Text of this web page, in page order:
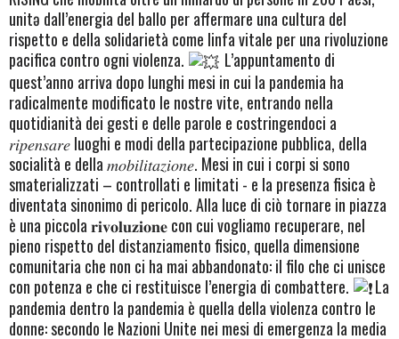
unitə dall’energia del ballo per affermare una cultura del
rispetto e della solidarietà come linfa vitale per una rivoluzione
pacifica contro ogni violenza.
L’appuntamento di
quest’anno arriva dopo lunghi mesi in cui la pandemia ha
radicalmente modificato le nostre vite, entrando nella
quotidianità dei gesti e delle parole e costringendoci a
𝑟𝑖𝑝𝑒𝑛𝑠𝑎𝑟𝑒 luoghi e modi della partecipazione pubblica, della
socialità e della 𝑚𝑜𝑏𝑖𝑙𝑖𝑡𝑎𝑧𝑖𝑜𝑛𝑒. Mesi in cui i corpi si sono
smaterializzati – controllati e limitati - e la presenza fisica è
diventata sinonimo di pericolo. Alla luce di ciò tornare in piazza
è una piccola 𝐫𝐢𝐯𝐨𝐥𝐮𝐳𝐢𝐨𝐧𝐞 con cui vogliamo recuperare, nel
pieno rispetto del distanziamento fisico, quella dimensione
comunitaria che non ci ha mai abbandonato: il filo che ci unisce
con potenza e che ci restituisce l’energia di combattere.
La
pandemia dentro la pandemia è quella della violenza contro le
donne: secondo le Nazioni Unite nei mesi di emergenza la media